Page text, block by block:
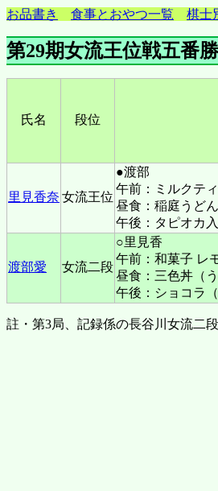
お品書き 食事とおやつ一覧 棋士
第29期女流王位戦五番
氏名 段位
里見香奈 女流王位
●渡部
午前：ミルクテ
昼食：稲庭うど
午後：タピオカ
渡部愛 女流二段
○里見香
午前：和菓子 レ
昼食：三色丼（
午後：ショコラ
註・第3局、記録係の長谷川女流二